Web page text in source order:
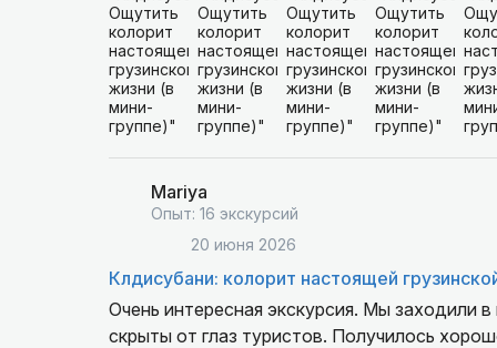
Mariya
Опыт: 16 экскурсий
20 июня 2026
Клдисубани: колорит настоящей
Очень интересная экскурсия. Мы заходили
скрыты от глаз туристов. Получилось